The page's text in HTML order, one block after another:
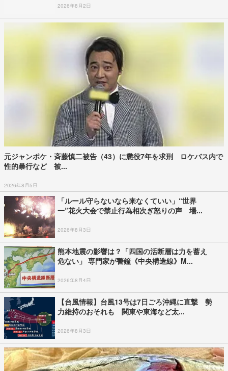
2026年8月2日
元ジャンポケ・斉藤慎二被告（43）に懲役7年を求刑 ロケバス内で
性的暴行など 被...
2026年8月5日
「ルール守らないなら来なくていい」“世界
一”花火大会で禁止行為相次ぎ怒りの声 場...
2026年8月3日
熊本地震の影響は？「四国の活断層は力を蓄え
危ない」 専門家が警鐘《中央構造線》M...
2026年8月4日
【台風情報】台風13号は7日ごろ沖縄に直撃 勢
力維持のおそれも 関東や東海など太...
2026年8月3日